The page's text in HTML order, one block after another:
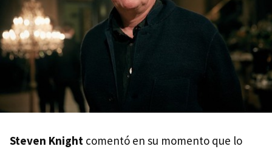
Steven Knight comentó en su momento que lo